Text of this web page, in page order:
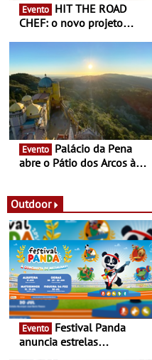
Evento
CHEF: o novo projeto
Queiroz Ribeiro - Um novo
conceito gastronómico
itinerante que percorre
Portugal
Evento
abre o Pátio dos Arcos à
Outdoor
Evento
anuncia estrelas